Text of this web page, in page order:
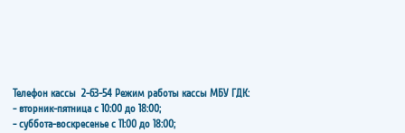
Телефон кассы 2-63-54 Режим работы кассы МБУ ГДК:
- вторник-пятница с 10:00 до 18:00;
- суббота-воскресенье с 11:00 до 18:00;